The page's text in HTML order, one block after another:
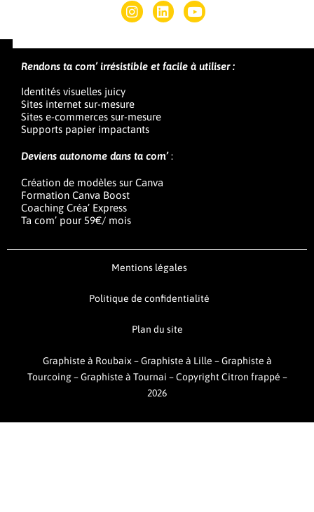
Rendons ta com’ irrésistible et facile à utiliser :
Identités visuelles juicy
Sites internet sur-mesure
Sites e-commerces sur-mesure
Supports papier impactants
Deviens autonome dans ta com’:
Création de modèles sur Canva
Formation Canva Boost
Coaching Créa’ Express
Ta com’ pour 59€/ mois
Mentions légales
Politique de confidentialité
Plan du site
Graphiste à Roubaix –Graphiste à Lille –Graphiste à
Tourcoing–Graphiste à Tournai –Copyright Citron frappé –
2026